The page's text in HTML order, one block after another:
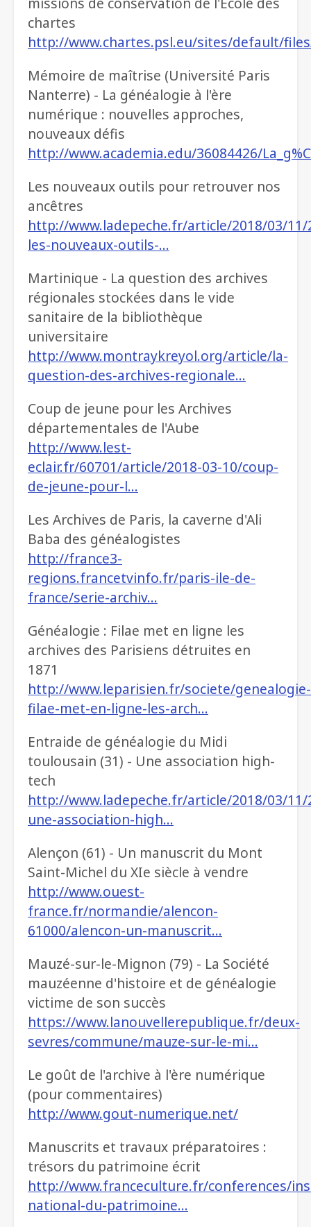
chartes
http://www.chartes.psl.eu/sites/default/
Mémoire de maîtrise (Université Paris
Nanterre) - La généalogie à l'ère
numérique : nouvelles approches,
nouveaux défis
http://www.academia.edu/36084426/
Les nouveaux outils pour retrouver nos
ancêtres
http://www.ladepeche.fr/article/2018/03/11/
les-nouveaux-outils-…
Martinique - La question des archives
régionales stockées dans le vide
sanitaire de la bibliothèque
universitaire
http://www.montraykreyol.org/article/la-
question-des-archives-regionale…
Coup de jeune pour les Archives
départementales de l'Aube
http://www.lest-
eclair.fr/60701/article/2018-03-10/coup-
de-jeune-pour-l…
Les Archives de Paris, la caverne d'Ali
Baba des généalogistes
http://france3-
regions.francetvinfo.fr/paris-ile-de-
france/serie-archiv…
Généalogie : Filae met en ligne les
archives des Parisiens détruites en
1871
http://www.leparisien.fr/societe/genealogie-
filae-met-en-ligne-les-arch…
Entraide de généalogie du Midi
toulousain (31) - Une association high-
tech
http://www.ladepeche.fr/article/2018/03/11/
une-association-high…
Alençon (61) - Un manuscrit du Mont
Saint-Michel du XIe siècle à vendre
http://www.ouest-
france.fr/normandie/alencon-
61000/alencon-un-manuscrit…
Mauzé-sur-le-Mignon (79) - La Société
mauzéenne d'histoire et de généalogie
victime de son succès
https://www.lanouvellerepublique.fr/deux-
sevres/commune/mauze-sur-le-mi…
Le goût de l'archive à l'ère numérique
(pour commentaires)
http://www.gout-numerique.net/
Manuscrits et travaux préparatoires :
trésors du patrimoine écrit
http://www.franceculture.fr/conferences/
national-du-patrimoine…